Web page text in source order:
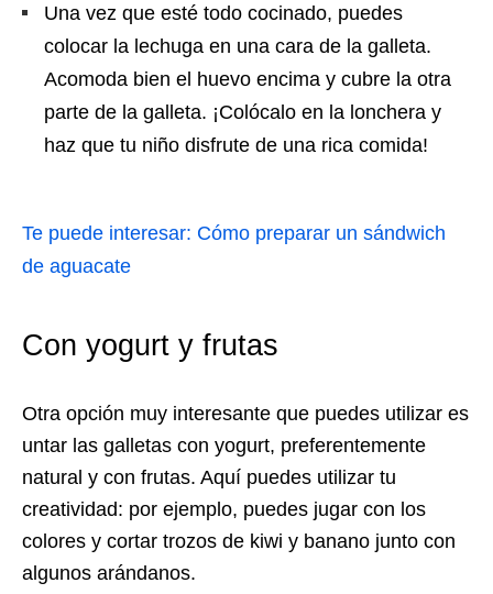
Una vez que esté todo cocinado, puedes
colocar la lechuga en una cara de la galleta.
Acomoda bien el huevo encima y cubre la otra
parte de la galleta. ¡Colócalo en la lonchera y
haz que tu niño disfrute de una rica comida!
Te puede interesar: Cómo preparar un sándwich
de aguacate
Con yogurt y frutas
Otra opción muy interesante que puedes utilizar es
untar las galletas con yogurt, preferentemente
natural y con frutas. Aquí puedes utilizar tu
creatividad: por ejemplo, puedes jugar con los
colores y cortar trozos de kiwi y banano junto con
algunos arándanos.